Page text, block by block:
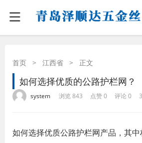
首页 > 江西省 > 正文
如何选择优质的公路护栏网？
system 浏览 843 点赞 0 评论 0
如何选择优质公路护栏网产品，其